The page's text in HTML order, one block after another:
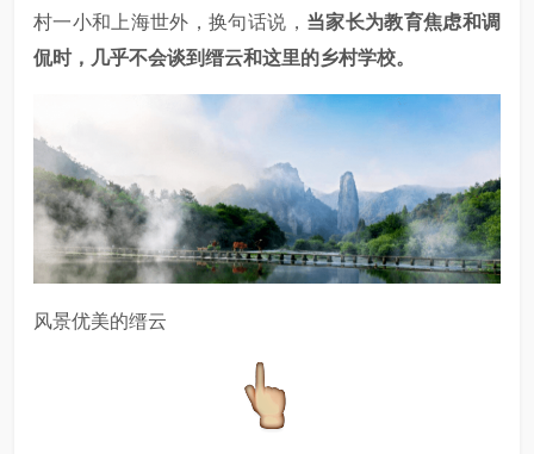
村一小和上海世外，换句话说， 当家长为教育焦虑和调
侃时，几乎不会谈到缙云和这里的乡村学校。
风景优美的缙云